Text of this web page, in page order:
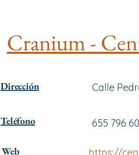
Cranium -
Dirección
Teléfono
Web
Calle
655 796
https://